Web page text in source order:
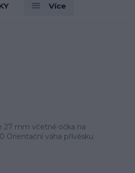
Více
27 mm včetně očka na
Orientační váha přívěsku